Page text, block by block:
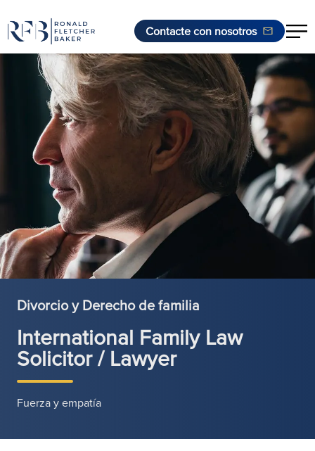
Saltar al contenido
Contacte con nosotros
Divorcio y Derecho de familia
International Family Law
Solicitor / Lawyer
Fuerza y empatía